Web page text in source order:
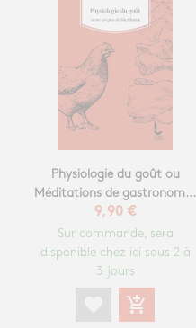
Physiologie du goût ou
Méditations de gastronom...
9,90 €
Sur commande, sera
disponible chez ici sous 2 à
3 jours
add_shopping_cart